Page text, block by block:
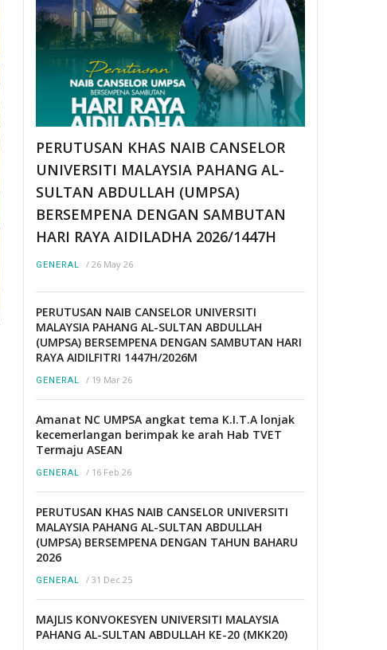
PERUTUSAN KHAS NAIB CANSELOR
UNIVERSITI MALAYSIA PAHANG AL-
SULTAN ABDULLAH (UMPSA)
BERSEMPENA DENGAN SAMBUTAN
HARI RAYA AIDILADHA 2026/1447H
GENERAL / 26 May 26
PERUTUSAN NAIB CANSELOR UNIVERSITI
MALAYSIA PAHANG AL-SULTAN ABDULLAH
(UMPSA) BERSEMPENA DENGAN SAMBUTAN HARI
RAYA AIDILFITRI 1447H/2026M
GENERAL / 19 Mar 26
Amanat NC UMPSA angkat tema K.I.T.A lonjak
kecemerlangan berimpak ke arah Hab TVET
Termaju ASEAN
GENERAL / 16 Feb 26
PERUTUSAN KHAS NAIB CANSELOR UNIVERSITI
MALAYSIA PAHANG AL-SULTAN ABDULLAH
(UMPSA) BERSEMPENA DENGAN TAHUN BAHARU
2026
GENERAL / 31 Dec 25
MAJLIS KONVOKESYEN UNIVERSITI MALAYSIA
PAHANG AL-SULTAN ABDULLAH KE-20 (MKK20)